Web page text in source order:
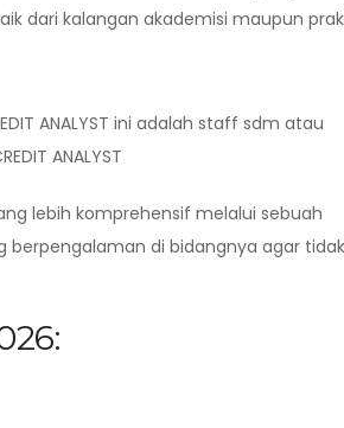
baik dari kalangan akademisi maupun
ANALYST ini adalah staff sdm atau
ANALYST
lebih komprehensif melalui sebuah
berpengalaman di bidangnya agar tidak